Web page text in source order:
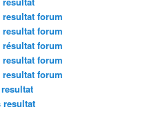
forum
forum
forum
forum
forum
resultat